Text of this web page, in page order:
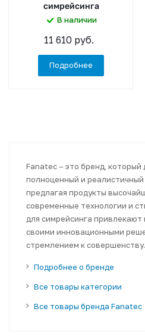
симрейсинга
В наличии
11 610 руб.
Подробнее
Fanatec – это бренд, который
полноценный и реалистичный
предлагая продукты
современные технологии и
для симрейсинга привлекают
своими инновационными
стремлением к совершенству.
Подробнее о бренде
Все товары категории
Все товары бренда Fanatec